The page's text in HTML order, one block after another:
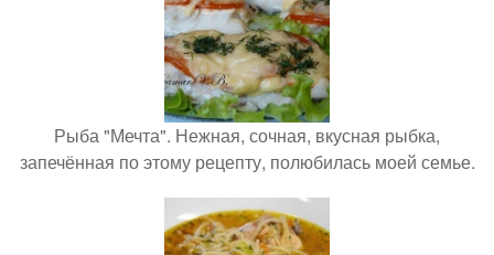
Рыба "Мечта". Нежная, сочная, вкусная рыбка,
запечённая по этому рецепту, полюбилась моей семье.